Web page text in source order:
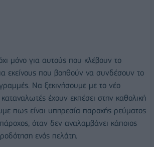
μόνο για αυτούς που κλέβουν το
εκείνους που βοηθούν να συνδέσουν το
Να ξεκινήσουμε με το νέο
έχουν εκπέσει στην καθολική
πως είναι υπηρεσία παροχής ρεύματος
όταν δεν αναλαμβάνει κάποιος
ενός πελάτη.